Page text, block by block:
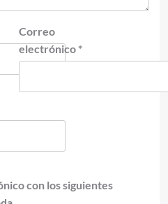
Correo
electrónico *
con los siguientes